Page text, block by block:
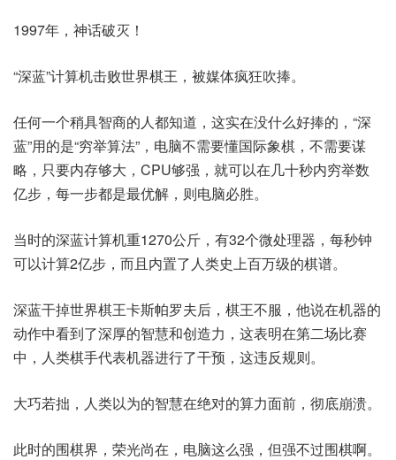
1997年，神话破灭！
“深蓝”计算机击败世界棋王，被媒体疯狂吹捧。
任何一个稍具智商的人都知道，这实在没什么好捧的，“深
蓝”用的是“穷举算法”，电脑不需要懂国际象棋，不需要谋
略，只要内存够大，CPU够强，就可以在几十秒内穷举数
亿步，每一步都是最优解，则电脑必胜。
当时的深蓝计算机重1270公斤，有32个微处理器，每秒钟
可以计算2亿步，而且内置了人类史上百万级的棋谱。
深蓝干掉世界棋王卡斯帕罗夫后，棋王不服，他说在机器的
动作中看到了深厚的智慧和创造力，这表明在第二场比赛
中，人类棋手代表机器进行了干预，这违反规则。
大巧若拙，人类以为的智慧在绝对的算力面前，彻底崩溃。
此时的围棋界，荣光尚在，电脑这么强，但强不过围棋啊。